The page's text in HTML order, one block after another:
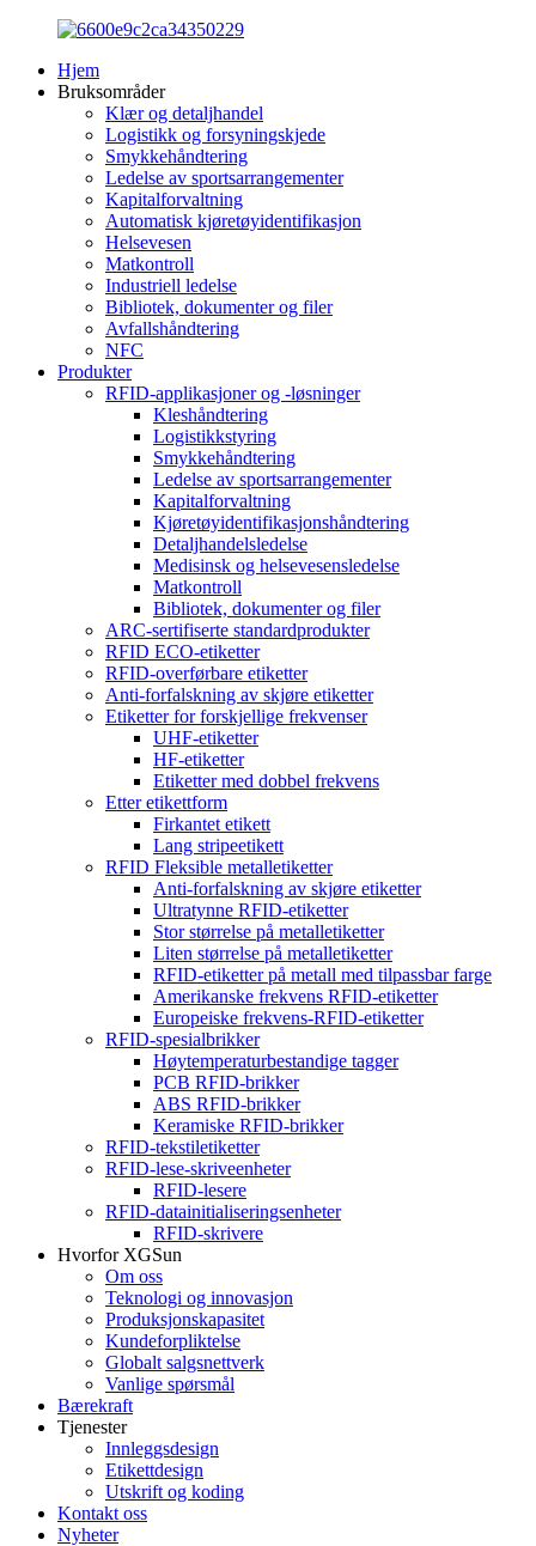
Hjem
Bruksområder
Klær og detaljhandel
Logistikk og forsyningskjede
Smykkehåndtering
Ledelse av sportsarrangementer
Kapitalforvaltning
Automatisk kjøretøyidentifikasjon
Helsevesen
Matkontroll
Industriell ledelse
Bibliotek, dokumenter og filer
Avfallshåndtering
NFC
Produkter
RFID-applikasjoner og -løsninger
Kleshåndtering
Logistikkstyring
Smykkehåndtering
Ledelse av sportsarrangementer
Kapitalforvaltning
Kjøretøyidentifikasjonshåndtering
Detaljhandelsledelse
Medisinsk og helsevesensledelse
Matkontroll
Bibliotek, dokumenter og filer
ARC-sertifiserte standardprodukter
RFID ECO-etiketter
RFID-overførbare etiketter
Anti-forfalskning av skjøre etiketter
Etiketter for forskjellige frekvenser
UHF-etiketter
HF-etiketter
Etiketter med dobbel frekvens
Etter etikettform
Firkantet etikett
Lang stripeetikett
RFID Fleksible metalletiketter
Anti-forfalskning av skjøre etiketter
Ultratynne RFID-etiketter
Stor størrelse på metalletiketter
Liten størrelse på metalletiketter
RFID-etiketter på metall med tilpassbar farge
Amerikanske frekvens RFID-etiketter
Europeiske frekvens-RFID-etiketter
RFID-spesialbrikker
Høytemperaturbestandige tagger
PCB RFID-brikker
ABS RFID-brikker
Keramiske RFID-brikker
RFID-tekstiletiketter
RFID-lese-skriveenheter
RFID-lesere
RFID-datainitialiseringsenheter
RFID-skrivere
Hvorfor XGSun
Om oss
Teknologi og innovasjon
Produksjonskapasitet
Kundeforpliktelse
Globalt salgsnettverk
Vanlige spørsmål
Bærekraft
Tjenester
Innleggsdesign
Etikettdesign
Utskrift og koding
Kontakt oss
Nyheter